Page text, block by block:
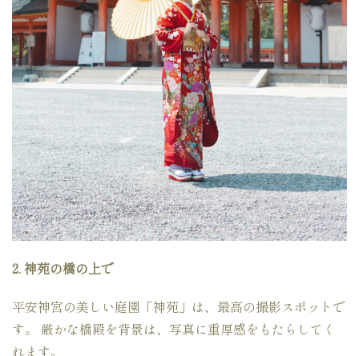
2. 神苑の橋の上で
平安神宮の美しい庭園「神苑」は、最高の撮影スポットで
す。 厳かな橋殿を背景は、写真に重厚感をもたらしてく
れます。